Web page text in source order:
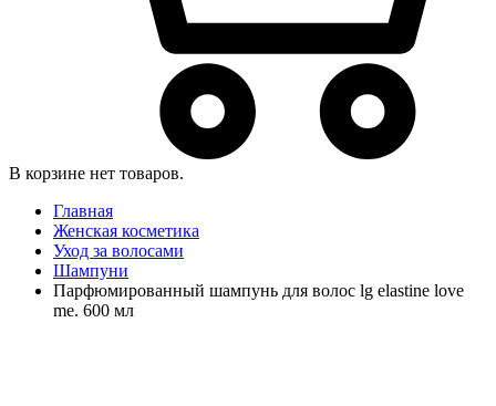
В корзине нет товаров.
Главная
Женская косметика
Уход за волосами
Шампуни
Парфюмированный шампунь для волос lg elastine love
me. 600 мл